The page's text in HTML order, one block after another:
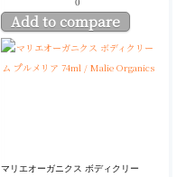
Add to compare
マリエオーガニクス ボディクリー